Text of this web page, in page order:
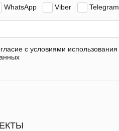
WhatsApp Viber Telegram
с условиями использования